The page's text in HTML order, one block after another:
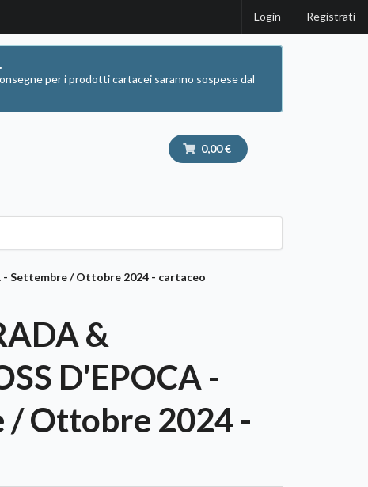
Login Registrati
per i prodotti cartacei saranno sospese dal
0,00 €
- Settembre / Ottobre 2024 - cartaceo
&
D'EPOCA -
/ Ottobre 2024 -